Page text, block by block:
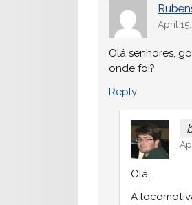
April
Olá senhores,
onde foi?
Reply
Olá,
A